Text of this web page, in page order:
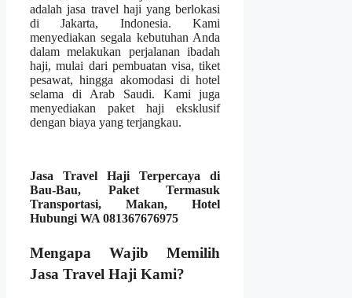
adalah jasa travel haji yang berlokasi
di Jakarta, Indonesia. Kami
menyediakan segala kebutuhan Anda
dalam melakukan perjalanan ibadah
haji, mulai dari pembuatan visa, tiket
pesawat, hingga akomodasi di hotel
selama di Arab Saudi. Kami juga
menyediakan paket haji eksklusif
dengan biaya yang terjangkau.
Jasa Travel Haji Terpercaya di
Bau-Bau, Paket Termasuk
Transportasi, Makan, Hotel
Hubungi WA 081367676975
Mengapa Wajib Memilih
Jasa Travel Haji Kami?